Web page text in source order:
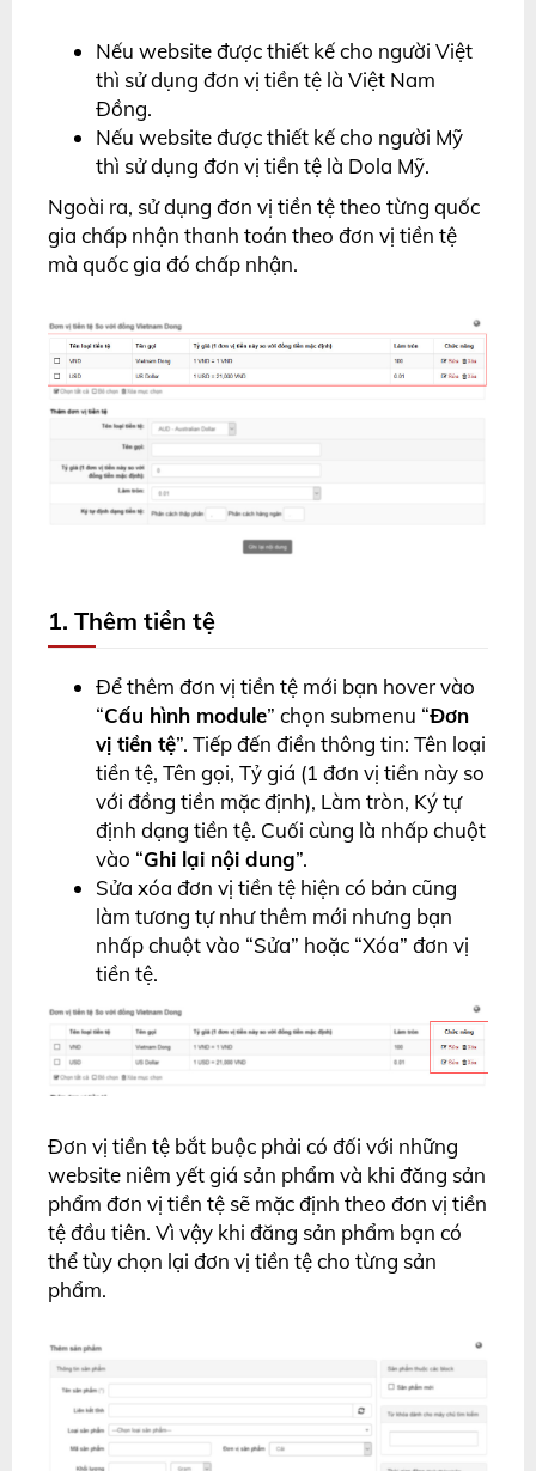
Nếu website được thiết kế cho người Việt
thì sử dụng đơn vị tiền tệ là Việt Nam
Đồng.
Nếu website được thiết kế cho người Mỹ
thì sử dụng đơn vị tiền tệ là Dola Mỹ.
Ngoài ra, sử dụng đơn vị tiền tệ theo từng quốc
gia chấp nhận thanh toán theo đơn vị tiền tệ
mà quốc gia đó chấp nhận.
1. Thêm tiền tệ
Để thêm đơn vị tiền tệ mới bạn hover vào
“Cấu hình module” chọn submenu “Đơn
vị tiền tệ”. Tiếp đến điền thông tin: Tên loại
tiền tệ, Tên gọi, Tỷ giá (1 đơn vị tiền này so
với đồng tiền mặc định), Làm tròn, Ký tự
định dạng tiền tệ. Cuối cùng là nhấp chuột
vào “Ghi lại nội dung”.
Sửa xóa đơn vị tiền tệ hiện có bản cũng
làm tương tự như thêm mới nhưng bạn
nhấp chuột vào “Sửa” hoặc “Xóa” đơn vị
tiền tệ.
Đơn vị tiền tệ bắt buộc phải có đối với những
website niêm yết giá sản phẩm và khi đăng sản
phẩm đơn vị tiền tệ sẽ mặc định theo đơn vị tiền
tệ đầu tiên. Vì vậy khi đăng sản phẩm bạn có
thể tùy chọn lại đơn vị tiền tệ cho từng sản
phẩm.